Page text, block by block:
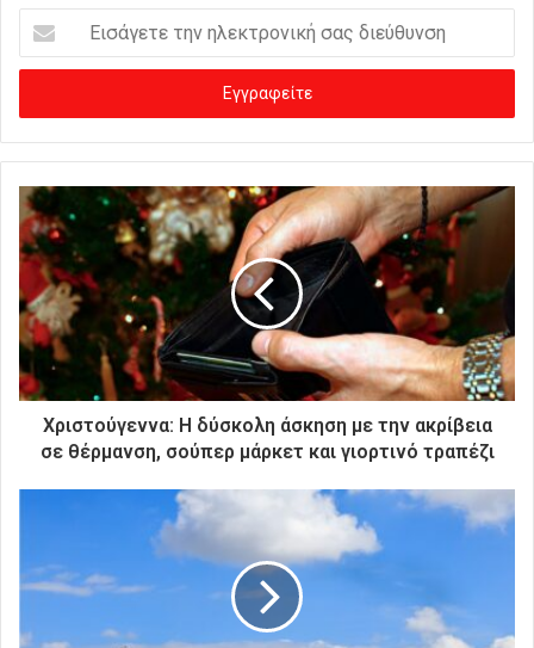
σ
γ
ε
ε
τ
η
ν
η
λ
ε
κ
τ
σ
Χριστούγεννα: Η δύσκολη άσκηση με την ακρίβεια
σε θέρμανση, σούπερ μάρκετ και γιορτινό τραπέζι